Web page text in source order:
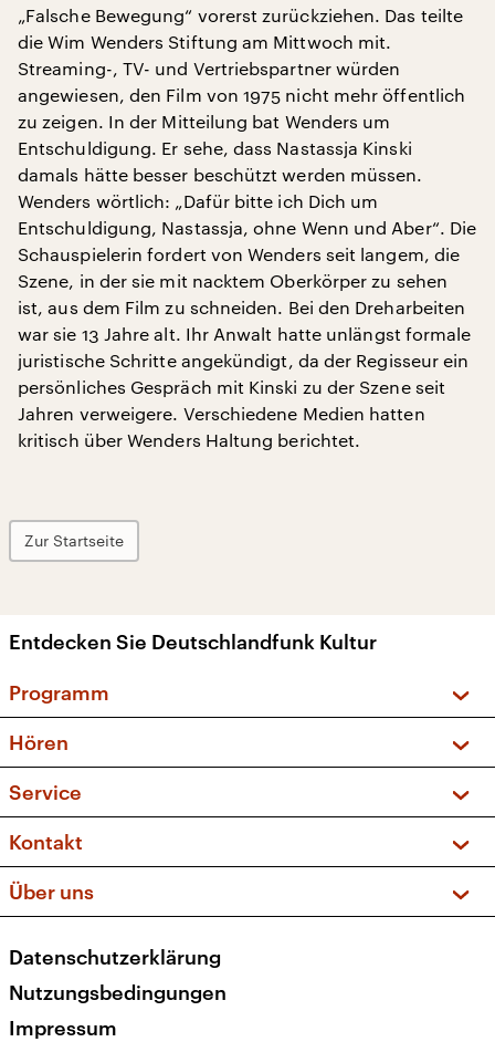
„Falsche Bewegung“ vorerst zurückziehen. Das teilte
die Wim Wenders Stiftung am Mittwoch mit.
Streaming-, TV- und Vertriebspartner würden
angewiesen, den Film von 1975 nicht mehr öffentlich
zu zeigen. In der Mitteilung bat Wenders um
Entschuldigung. Er sehe, dass Nastassja Kinski
damals hätte besser beschützt werden müssen.
Wenders wörtlich: „Dafür bitte ich Dich um
Entschuldigung, Nastassja, ohne Wenn und Aber“. Die
Schauspielerin fordert von Wenders seit langem, die
Szene, in der sie mit nacktem Oberkörper zu sehen
ist, aus dem Film zu schneiden. Bei den Dreharbeiten
war sie 13 Jahre alt. Ihr Anwalt hatte unlängst formale
juristische Schritte angekündigt, da der Regisseur ein
persönliches Gespräch mit Kinski zu der Szene seit
Jahren verweigere. Verschiedene Medien hatten
kritisch über Wenders Haltung berichtet.
Zur Startseite
Entdecken Sie Deutschlandfunk Kultur
Programm
Sendungen und Podcasts
Musikliste
Kakadu – Das Kinderprogramm
Hören
Frequenzen (UKW + DAB+)
Service
FAQ
Apps
Newsletter
Veranstaltungen
Kontakt
Social Media
Über uns
Presse
Karriere
Datenschutzerklärung
Nutzungsbedingungen
Impressum